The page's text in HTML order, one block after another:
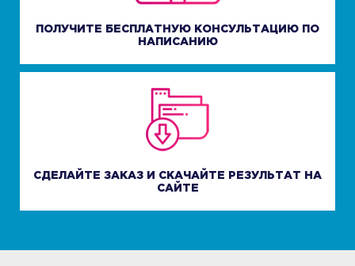
ПОЛУЧИТЕ БЕСПЛАТНУЮ КОНСУЛЬТАЦИЮ ПО
НАПИСАНИЮ
СДЕЛАЙТЕ ЗАКАЗ И СКАЧАЙТЕ РЕЗУЛЬТАТ НА
САЙТЕ